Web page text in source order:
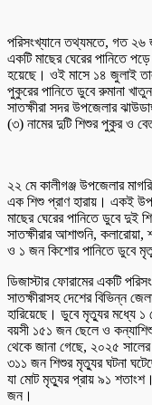
পরিসংখ্যানে তথ্যমতে, গত ২৬
একটি মাছের ঘেরের পানিতে
হয়েছে। ওই মাসে ১৪ জুলাই
পুকুরের পানিতে ডুবে রুমানা
সাতক্ষীরা সদর উপজেলার
(৩) নামের দুটি শিশুর পুকুর ও
২২ মে কালীগঞ্জ উপজেলার
এক শিশু প্রাণ হারায়। একই
মাছের ঘেরের পানিতে ডুবে
সাতক্ষীরার আশাশুনি,
ও ১ জন কিশোর পানিতে ডুবে
ডিজাস্টার ফোরামের একটি
সাতক্ষীরাসহ দেশের বিভিন্ন
হারিয়েছে। ডুবে মৃত্যুর মধ্যে
বয়সী ১৫১ জন ছেলে ও
থেকে জানা গেছে, ২০২৫ সালের
৩১১ জন শিশুর মৃত্যুর ঘটনা
যা মোট মৃত্যুর প্রায় ৯১
জন।